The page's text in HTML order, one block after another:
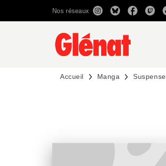
RECHERCHE
Nos réseaux
Accueil Manga Suspense